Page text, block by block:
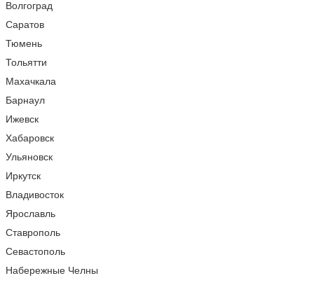
Волгоград
Саратов
Тюмень
Тольятти
Махачкала
Барнаул
Ижевск
Хабаровск
Ульяновск
Иркутск
Владивосток
Ярославль
Ставрополь
Севастополь
Набережные Челны